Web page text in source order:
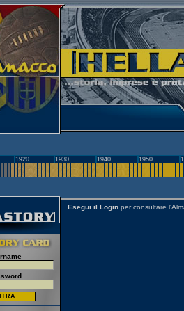
1920 1930 1940 1950
Esegui il Login per consultare